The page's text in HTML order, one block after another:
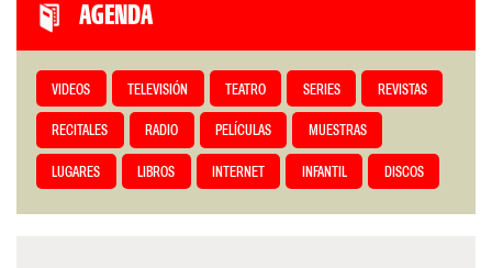
AGENDA
VIDEOS TELEVISIÓN TEATRO SERIES REVISTAS
RECITALES RADIO PELÍCULAS MUESTRAS
LUGARES LIBROS INTERNET INFANTIL DISCOS